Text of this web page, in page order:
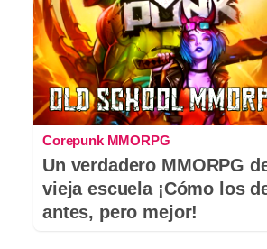
Corepunk MMORPG
Un verdadero MMORPG
vieja escuela ¡Cómo los
antes, pero mejor!